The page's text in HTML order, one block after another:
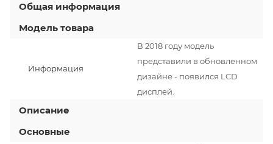
Общая информация
Модель товара
Информация
В 2018 году модель
представили в обновленном
дизайне - появился LCD
дисплей.
Описание
Основные